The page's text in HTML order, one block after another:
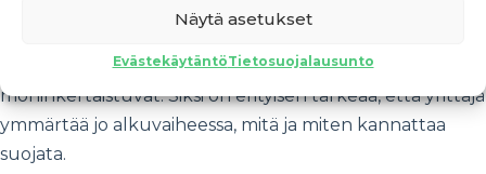
Näytä asetukset
EvästekäytäntöTietosuojalausunto
myös aineettomien oikeuksien rikkomisen riskit
moninkertaistuvat. Siksi on erityisen tärkeää, että yrittäjä
ymmärtää jo alkuvaiheessa, mitä ja miten kannattaa
suojata.